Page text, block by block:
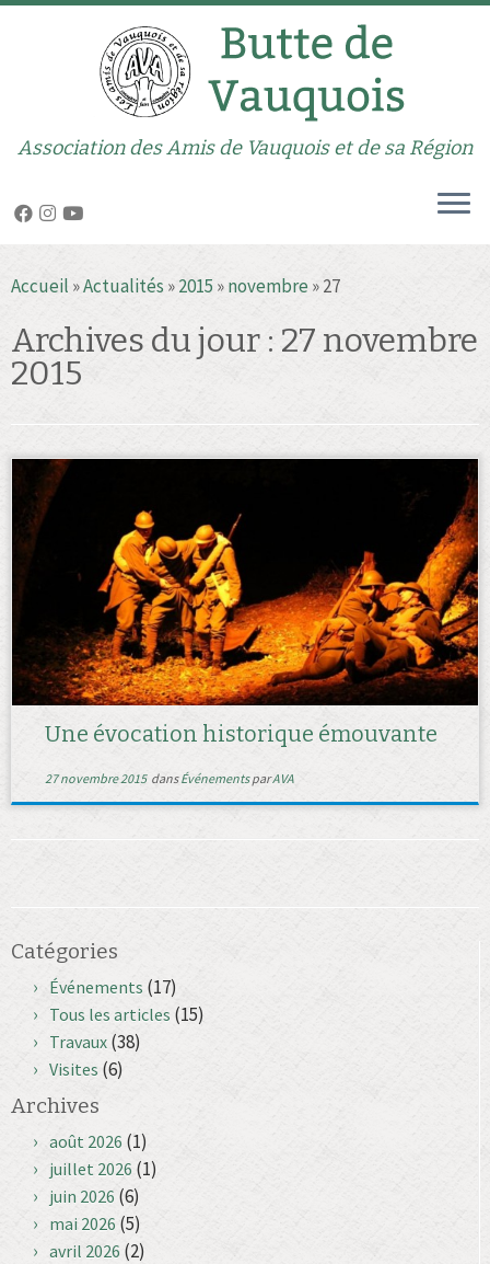
au
Association des Amis de Vauquois et de sa Région
Accueil »Actualités »2015 »novembre»27
Archives du jour : 27 novembre
2015
Une évocation historique émouvante
27 novembre 2015dansÉvénementsparAVA
Catégories
Événements (17)
Tous les articles (15)
Travaux (38)
Visites (6)
Archives
août 2026 (1)
juillet 2026 (1)
juin 2026 (6)
mai 2026 (5)
avril 2026 (2)